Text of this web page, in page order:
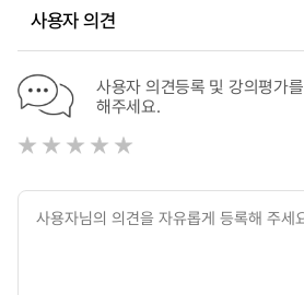
사용자 의견
사용자 의견등록 및 강의평가
해주세요.